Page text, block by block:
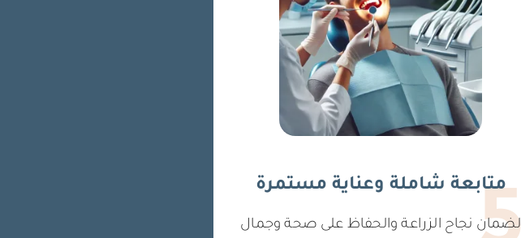
متابعة شاملة وعناية مستمرة
لضمان نجاح الزراعة والحفاظ على صحة وجمال